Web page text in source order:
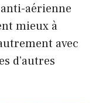
aérienne
mieux à
avec
d’autres